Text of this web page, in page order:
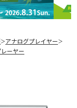
＞アナログプレイヤー＞
ーヤー